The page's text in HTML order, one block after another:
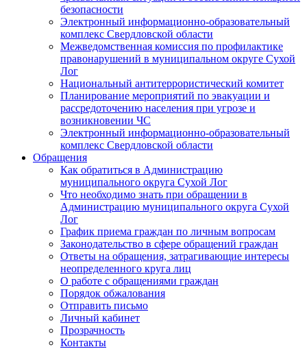
безопасности
Электронный информационно-образовательный
комплекс Cвердловской области
Межведомственная комиссия по профилактике
правонарушений в муниципальном округе Сухой
Лог
Национальный антитеррористический комитет
Планирование мероприятий по эвакуации и
рассредоточению населения при угрозе и
возникновении ЧС
Электронный информационно-образовательный
комплекс Свердловской области
Обращения
Как обратиться в Администрацию
муниципального округа Сухой Лог
Что необходимо знать при обращении в
Администрацию муниципального округа Сухой
Лог
График приема граждан по личным вопросам
Законодательство в сфере обращений граждан
Ответы на обращения, затрагивающие интересы
неопределенного круга лиц
О работе с обращениями граждан
Порядок обжалования
Отправить письмо
Личный кабинет
Прозрачность
Контакты